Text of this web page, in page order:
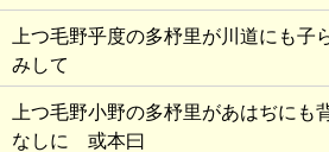
上つ毛野乎度の多杼里が川道にも子
みして
上つ毛野小野の多杼里があはぢにも
なしに 或本曰